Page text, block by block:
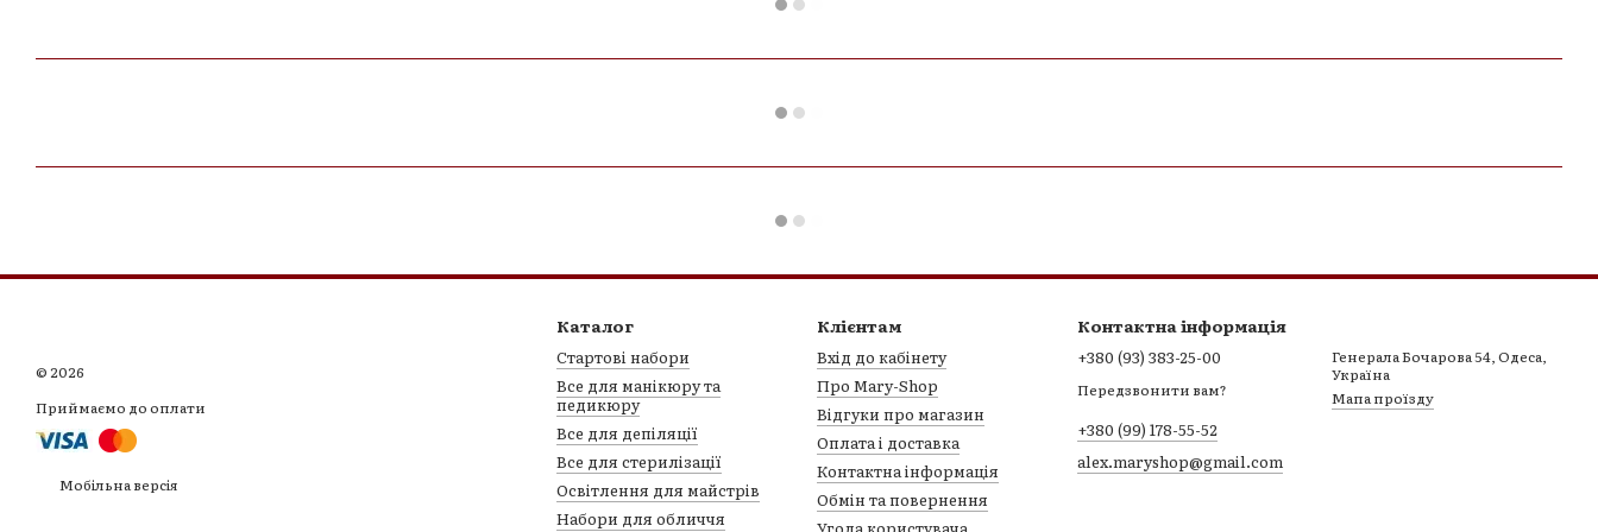
© 2026
Приймаємо до оплати
Мобільна версія
Каталог
Стартові набори
Все для манікюру та
педикюру
Все для депіляції
Все для стерилізації
Освітлення для майстрів
Набори для обличчя
Клієнтам
Вхід до кабінету
Про Mary-Shop
Відгуки про магазин
Оплата і доставка
Контактна інформація
Обмін та повернення
Контактна інформація
+380 (93) 383-25-00
Передзвонити вам?
+380 (99) 178-55-52
alex.maryshop@gmail.com
Генерала Бочарова 54, Одеса,
Україна
Мапа проїзду